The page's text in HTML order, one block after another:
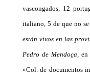
vascongados, 12
italiano, 5 de que no
están vivos en las
Pedro de Mendoça, en
«Col. de documentos